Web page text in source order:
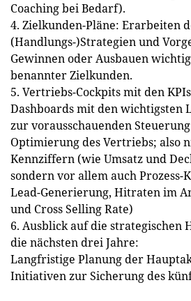
Coaching bei Bedarf).
4. Zielkunden-Pläne: Erarbeiten
(Handlungs-)Strategien und
Gewinnen oder Ausbauen
benannter Zielkunden.
5. Vertriebs-Cockpits mit den
Dashboards mit den wichtigsten
zur vorausschauenden
Optimierung des Vertriebs; also
Kennziffern (wie Umsatz und
sondern vor allem auch
Lead-Generierung, Hitraten im
und Cross Selling Rate)
6. Ausblick auf die
die nächsten drei Jahre:
Langfristige Planung der
Initiativen zur Sicherung des